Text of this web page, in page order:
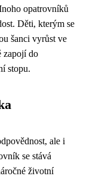
opatrovníků
Děti, kterým se
šanci vyrůst ve
zapojí do
stopu.
ale i
se stává
životní